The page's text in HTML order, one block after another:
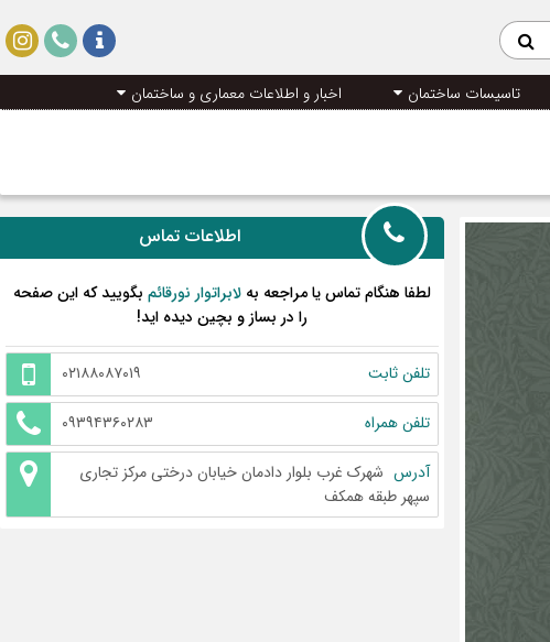
تاسیسات ساختمان اخبار و اطلاعات معماری و ساختمان
اطلاعات تماس
لطفا هنگام تماس یا مراجعه به لابراتوار نورقائمبگویید که این صفحه
را در بساز و بچین دیده اید!
تلفن ثابت ۰۲۱۸۸۰۸۷۰۱۹
تلفن همراه ۰۹۳۹۴۳۶۰۲۸۳
آدرس شهرک غرب بلوار دادمان خیابان درختی مرکز تجاری
سپهر طبقه همکف